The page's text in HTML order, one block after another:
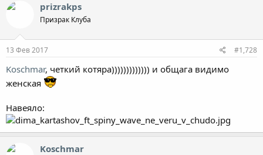
:
prizrakps
Призрак Клуба
13 Фев 2017 #1,728
Koschmar, четкий котяра))))))))))))) и общага видимо
женская
Навеяло:
Koschmar